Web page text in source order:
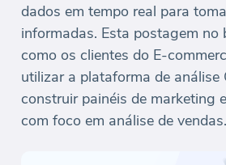
dados em tempo real para
informadas. Esta postagem no
como os clientes do E-
utilizar a plataforma de análise
construir painéis de marketing
com foco em análise de vendas.